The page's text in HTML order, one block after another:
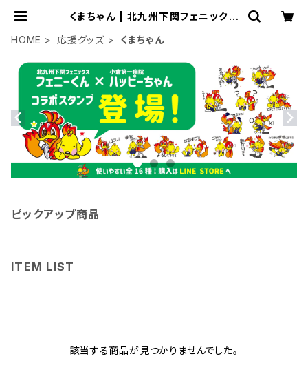
くまちゃん | 北九州下関フェニックス
HOME
応援グッズ くまちゃん
ピックアップ商品
ITEM LIST
該当する商品が見つかりませんでした。